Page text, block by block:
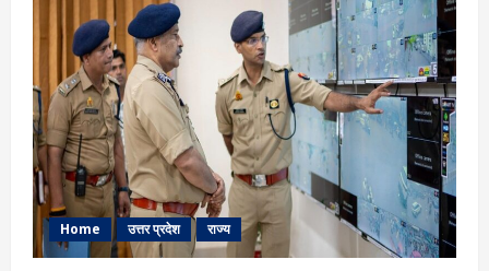
चोरी
पर
HC
की
सख्त
टिप्पणी,
जस्टिस
अतुल
श्रीधरन
भ्रष्टाचार
पर
द‍िया
मृत्युदंड
का
सुझाव,
पढ़ें
Home उत्तर प्रदेश राज्य